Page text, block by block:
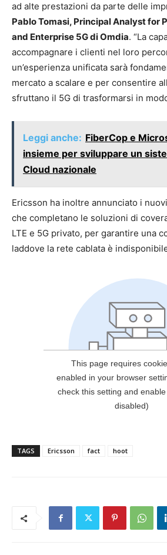
ad alte prestazioni da parte delle
Pablo Tomasi, Principal Analyst for
and Enterprise 5G di Omdia. “La
accompagnare i clienti nel loro
un’esperienza unificata sarà
mercato a scalare e per consentire
sfruttano il 5G di trasformarsi in
Leggi anche: FiberCop e
insieme per sviluppare un
Cloud nazionale
Ericsson ha inoltre annunciato i
che completano le soluzioni di
LTE e 5G privato, per garantire una
laddove la rete cablata è
TAGS Ericsson fact hoot